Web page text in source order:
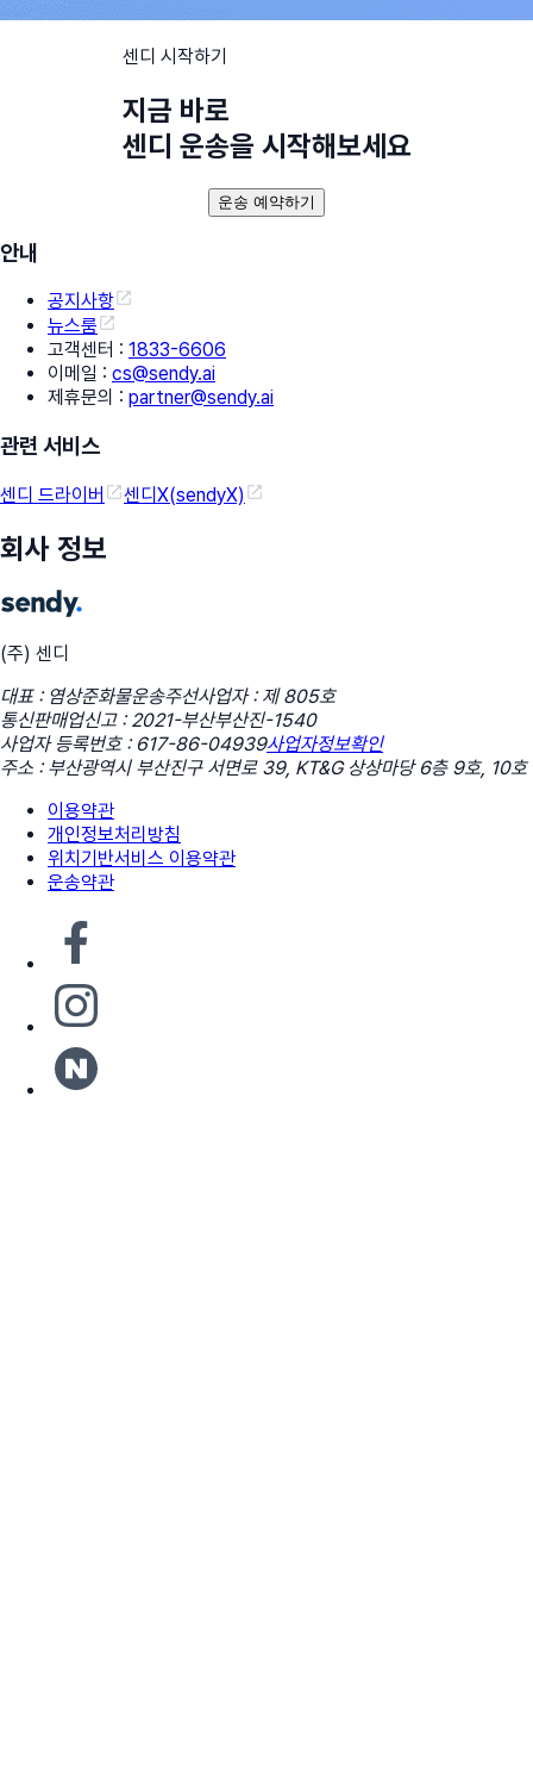
센디 시작하기
지금 바로
센디 운송을 시작해보세요
운송 예약하기
안내
공지사항
뉴스룸
고객센터 : 1833-6606
이메일 : cs@sendy.ai
제휴문의 : partner@sendy.ai
관련 서비스
센디 드라이버 센디X(sendyX)
회사 정보
(주) 센디
대표 : 염상준화물운송주선사업자 : 제 805호
통신판매업신고 : 2021-부산부산진-1540
사업자 등록번호 : 617-86-04939사업자정보확인
주소 : 부산광역시 부산진구 서면로 39, KT&G 상상마당 6층 9호, 10호
이용약관
개인정보처리방침
위치기반서비스 이용약관
운송약관